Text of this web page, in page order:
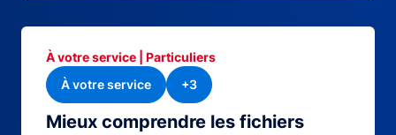
Mieux comprendre les fichiers
À votre service | Particuliers
À votre service
+3